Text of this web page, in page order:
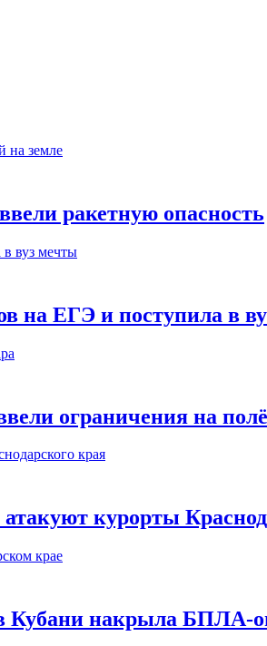
ракетную опасность
на ЕГЭ и поступила в
ограничения на
курорты
Кубани накрыла БПЛА-